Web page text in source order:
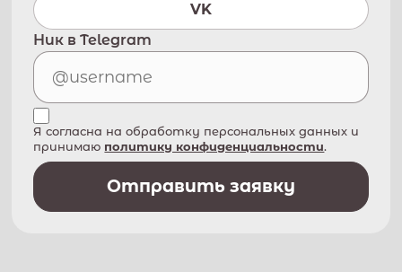
VK
Ник в Telegram
Я согласна на обработку персональных данных и
принимаю политику конфиденциальности.
Отправить заявку